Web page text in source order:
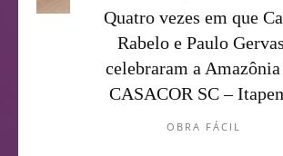
Quatro vezes em que
Rabelo e Paulo
celebraram a Amazônia
CASACOR SC –
OBRA FÁCIL